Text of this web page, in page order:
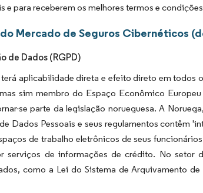
e para receberem os melhores termos e
Mercado de Seguros Cibernéticos
de Dados (RGPD)
aplicabilidade direta e efeito direto em todos
sim membro do Espaço Econômico
se parte da legislação norueguesa. A
Dados Pessoais e seus regulamentos contêm
de trabalho eletrônicos de seus
serviços de informações de crédito. No setor
como a Lei do Sistema de Arquivamento